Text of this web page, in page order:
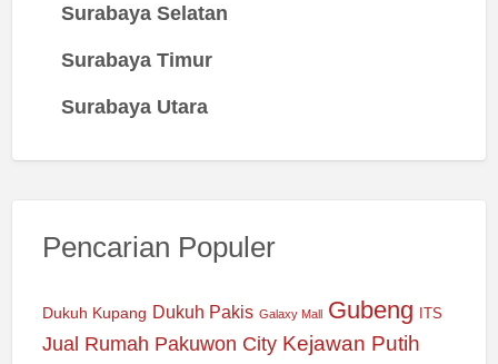
Surabaya Selatan
Surabaya Timur
Surabaya Utara
Pencarian Populer
Dukuh Kupang Dukuh Pakis Galaxy Mall Gubeng ITS
Jual Rumah Pakuwon City Kejawan Putih